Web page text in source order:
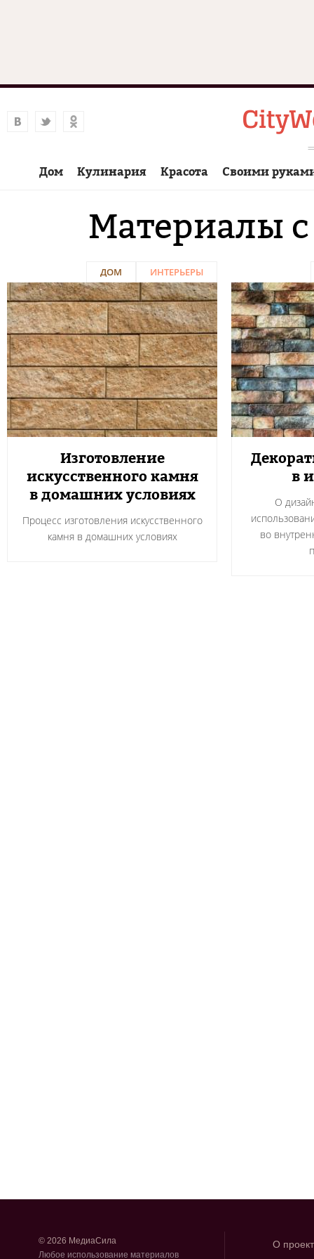
Дом Кулинария Красота Своими
Материалы
ИНТЕРЬЕРЫ
ДОМ
Изготовление
искусственного камня
в домашних условиях
Процесс изготовления искусственного
камня в домашних условиях
в
О
во
© 2026 МедиаСила
Любое использование материалов
О